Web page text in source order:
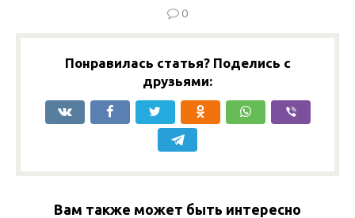
0
Понравилась статья? Поделись с
друзьями:
Вам также может быть интересно